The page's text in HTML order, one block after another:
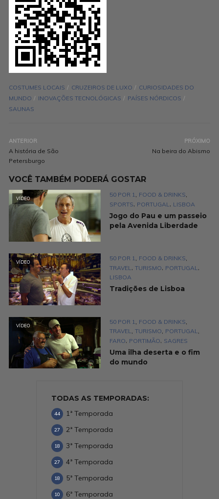
COSTUMES LOCAIS CRUZEIROS DE LUXO
CURIOSIDADES DO
MUNDO
INOVAÇÕES TECNOLÓGICAS
PAÍSES NÓRDICOS
SAUNAS
ANTERIOR
A história de São
Petersburgo
PRÓXIMO
Na beira do Abismo
VOCÊ TAMBÉM PODERÁ GOSTAR
VÍDEO
50 POR 1, FOOD & DRINKS,
SPORTS, PORTUGAL , LISBOA
Jogo do Pau e um passeio
pela Avenida Liberdade
VÍDEO
50 POR 1, FOOD & DRINKS,
TRAVEL , TURISMO, PORTUGAL ,
LISBOA
Tradições de Lisboa
VÍDEO
50 POR 1 FOOD & DRINKS
TRAVEL, TURISMO, PORTUGAL,
FARO, PORTIMÃO, SAGRES
Uma ilha deserta e o fim
do mundo
TODAS AS TEMPORADAS:
1ª Temporada
44
2ª Temporada
27
3ª Temporada
18
4ª Temporada
27
5ª Temporada
18
6ª Temporada
10